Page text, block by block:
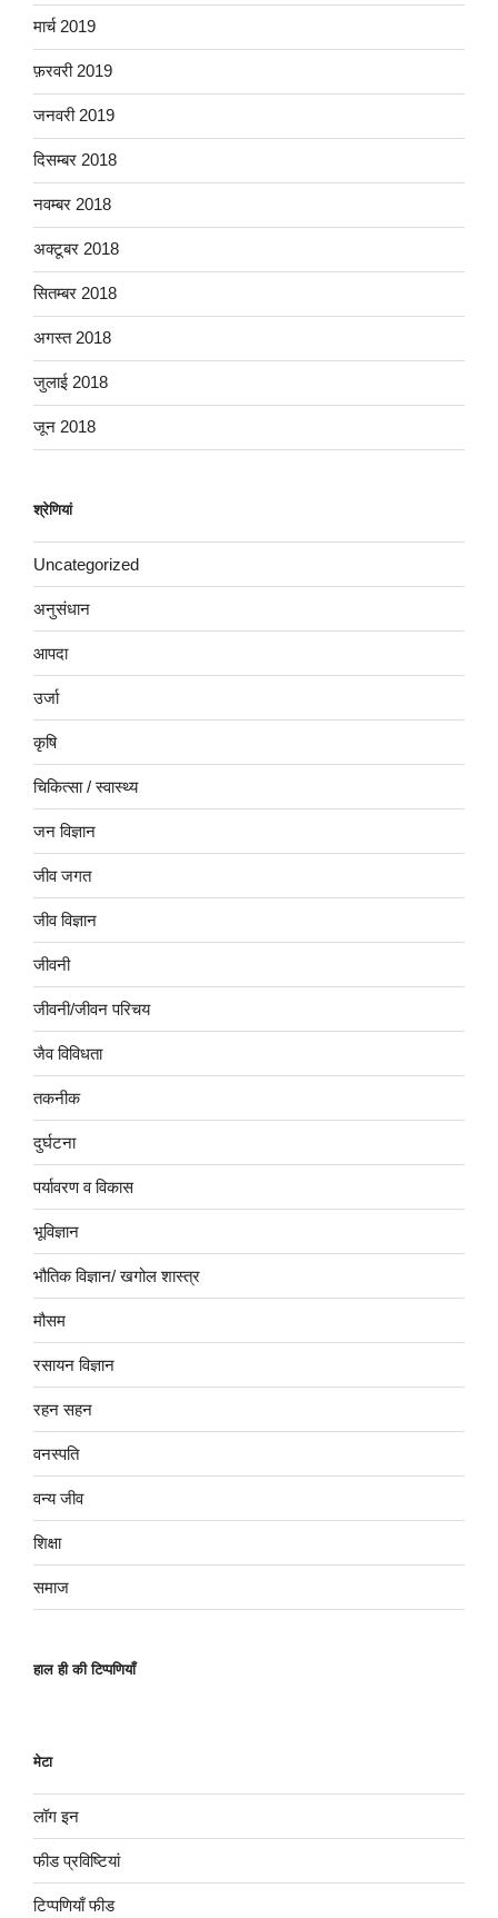
मार्च 2019
फ़रवरी 2019
जनवरी 2019
दिसम्बर 2018
नवम्बर 2018
अक्टूबर 2018
सितम्बर 2018
अगस्त 2018
जुलाई 2018
जून 2018
श्रेणियां
Uncategorized
अनुसंधान
आपदा
उर्जा
कृषि
चिकित्सा / स्वास्थ्य
जन विज्ञान
जीव जगत
जीव विज्ञान
जीवनी
जीवनी/जीवन परिचय
जैव विविधता
तकनीक
दुर्घटना
पर्यावरण व विकास
भूविज्ञान
भौतिक विज्ञान/ खगोल शास्त्र
मौसम
रसायन विज्ञान
रहन सहन
वनस्पति
वन्य जीव
शिक्षा
समाज
हाल ही की टिप्पणियाँ
मेटा
लॉग इन
फीड प्रविष्टियां
टिप्पणियाँ फीड